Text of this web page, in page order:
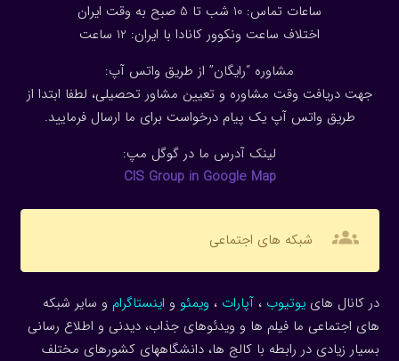
ساعات تماس: 10 شب تا 5 صبح به وقت ایران
اختلاف ساعت ونکوور کانادا با ایران: 1 2 ساعت
مشاوره “رایگان” از طریق واتس آپ:
جهت دریافت وقت مشاوره و تعیین مشاور تحصیلی، لطفا ابتدا از
طریق واتس آپ یک پیام درخواست برای ما ارسال فرمایید.
لینک آدرس ما در گوگل مپ:
CIS Group in Google Map
groups شبکه های اجتماعی
در کانال هاییوتیوب ، آپارات ، ویمئو و اینستاگرام و سایر شبکه
های اجتماعی ما فیلم ها و ویدئوهای جذاب، دیدنی و اطلاع رسانی
بسیار زیادی در رابطه با کالج ها، دانشگاههای کشورهای مختلف